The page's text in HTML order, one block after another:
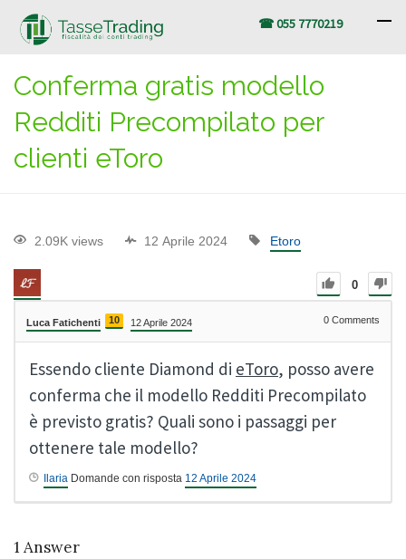
☎ 055 7770219
Conferma gratis modello
Redditi Precompilato per
clienti eToro
2.09K views 12 Aprile 2024 Etoro
0
Luca Fatichenti 10 12 Aprile 2024 0 Comments
Essendo cliente Diamond di eToro, posso avere
conferma che il modello Redditi Precompilato
è previsto gratis? Quali sono i passaggi per
ottenere tale modello?
Ilaria Domande con risposta 12 Aprile 2024
1 Answer